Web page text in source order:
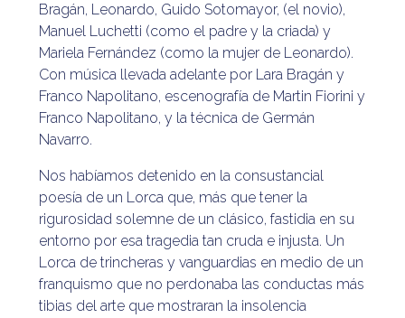
Bragán, Leonardo, Guido Sotomayor, (el novio),
Manuel Luchetti (como el padre y la criada) y
Mariela Fernández (como la mujer de Leonardo).
Con música llevada adelante por Lara Bragán y
Franco Napolitano, escenografía de Martin Fiorini y
Franco Napolitano, y la técnica de Germán
Navarro.
Nos habíamos detenido en la consustancial
poesía de un Lorca que, más que tener la
rigurosidad solemne de un clásico, fastidia en su
entorno por esa tragedia tan cruda e injusta. Un
Lorca de trincheras y vanguardias en medio de un
franquismo que no perdonaba las conductas más
tibias del arte que mostraran la insolencia